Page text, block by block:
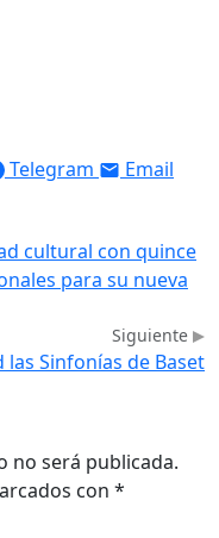
Telegram Email
cultural con quince
para su nueva
Siguiente
Sinfonías de Baset
no será publicada.
con *